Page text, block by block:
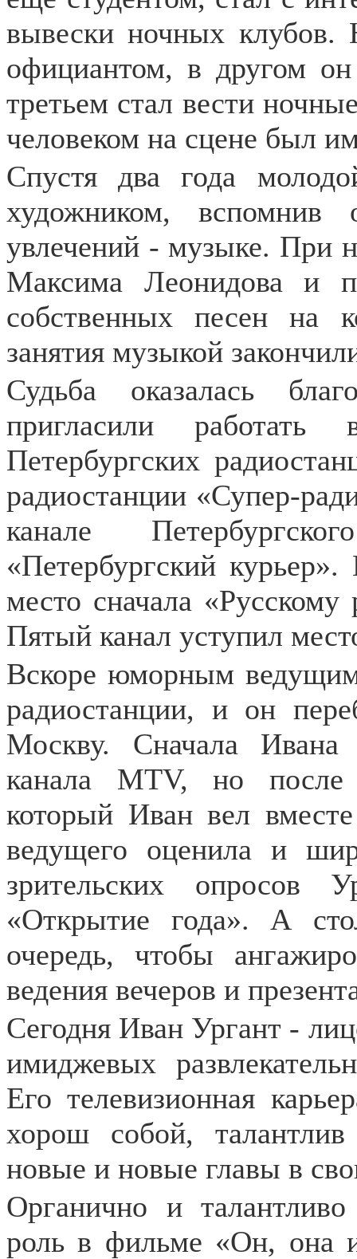
вывески ночных клубов.
официантом, в другом
третьем стал вести
человеком на сцене был
Спустя два года
художником,
увлечений - музыке. При
Максима Леонидова и
собственных песен на
занятия музыкой
Судьба оказалась
пригласили
Петербургских
радиостанции «Супер-
канале
«Петербургский
место сначала
Пятый канал уступил
Вскоре юморным ведущим
радиостанции, и он
Москву. Сначала
канала MTV, но после
который Иван вел
ведущего оценила и
зрительских опросов
«Открытие года». А
очередь, чтобы
ведения вечеров и
Сегодня Иван Ургант -
имиджевых
Его телевизионная
хорош собой,
новые и новые главы в
Органично и
роль в фильме «Он, она